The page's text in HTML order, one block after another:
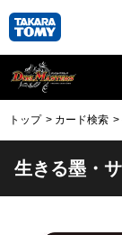
トップ カード検索
生きる墨・